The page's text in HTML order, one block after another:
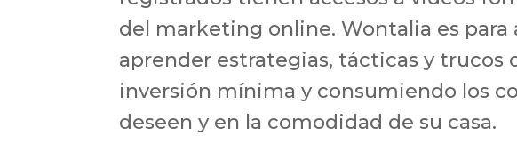
del marketing online. Wontalia es para
aprender estrategias, tácticas y
inversión mínima y consumiendo los
deseen y en la comodidad de su casa.